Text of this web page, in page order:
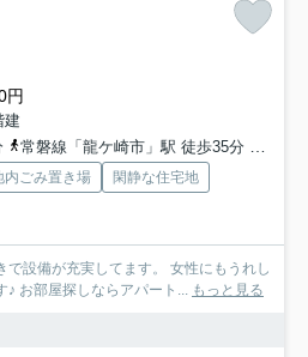
円
建
常磐線「龍ケ崎市」駅 徒歩35分
内ごみ置き場
閑静な住宅地
で設備が充実してます。 女性にもうれし
お部屋探しならアパート...
もっと見る